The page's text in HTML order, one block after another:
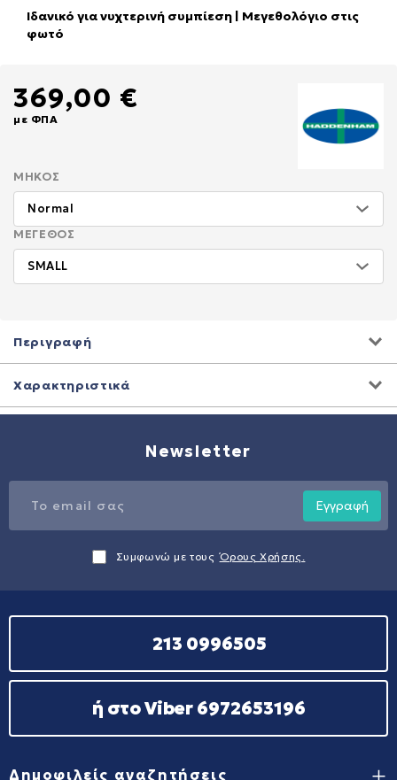
Ιδανικό για νυχτερινή συμπίεση | Μεγεθολόγιο στις
φωτό
369,00 €
με ΦΠΑ
ΜΉΚΟΣ
ΜΈΓΕΘΟΣ
Περιγραφή
Χαρακτηριστικά
Newsletter
Εγγραφή
Συμφωνώ με τους Όρους Χρήσης.
213 0996505
ή στο Viber 6972653196
Δημοφιλείς αναζητήσεις